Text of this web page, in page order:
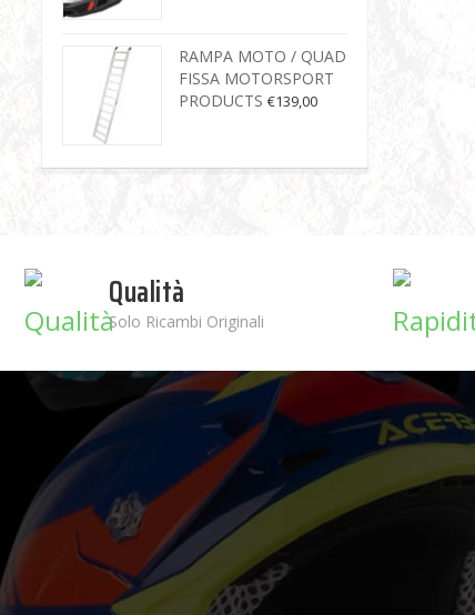
RAMPA MOTO / QUAD
FISSA MOTORSPORT
PRODUCTS €139,00
Qualità
Solo Ricambi Originali